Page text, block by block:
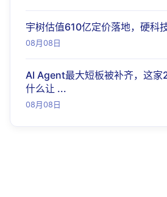
宇树估值610亿定价落地，硬科
08月08日
AI Agent最大短板被补齐，这家
什么让 ...
08月08日